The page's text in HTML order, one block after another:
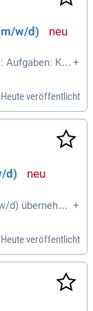
unterstützt inn
Teams und
Prozessen a
w/d)
Kau
und internat
von Analyse
+
Heute veröffentlicht
d)
übernehme
Ihre Hauptauf
Sicherheitslö
und tra
Ihre Expertis
SLA’s
sind Sie ver
Störungen
+
Heute veröffentlicht